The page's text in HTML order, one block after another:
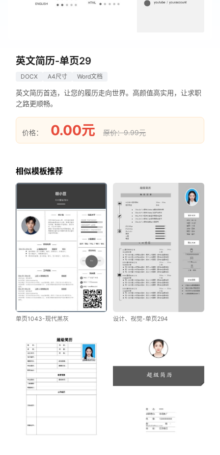
英文简历-单页29
DOCX A4尺寸 Word文档
英文简历首选，让您的履历走向世界。高颜值高实用，让求职
之路更顺畅。
价格： 0.00元 原价：9.99元
相似模板推荐
单页1043-现代黑灰 设计、视觉-单页294